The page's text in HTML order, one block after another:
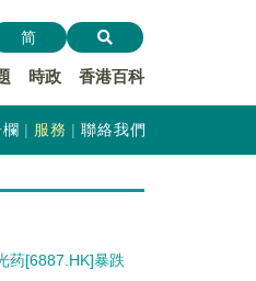
時政 香港百科
简
服務 聯絡我們
药[6887.HK]暴跌